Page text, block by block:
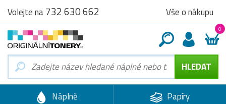
Volejte na732 630 662 Vše o nákupu
0
Náplně
Papíry